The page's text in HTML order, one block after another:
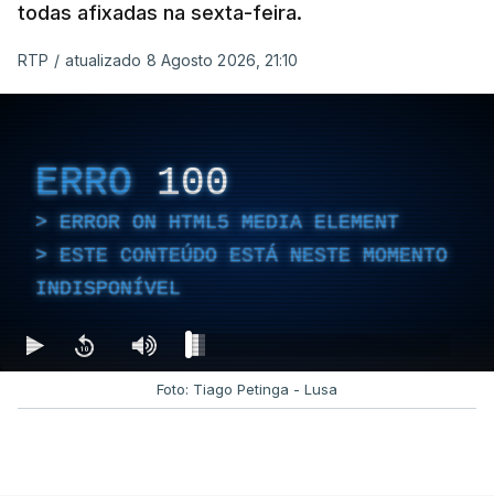
todas afixadas na sexta-feira.
RTP / atualizado 8 Agosto 2026, 21:10
ERRO 100
ERROR ON HTML5 MEDIA ELEMENT
ESTE CONTEÚDO ESTÁ NESTE MOMENTO
INDISPONÍVEL
Foto: Tiago Petinga - Lusa